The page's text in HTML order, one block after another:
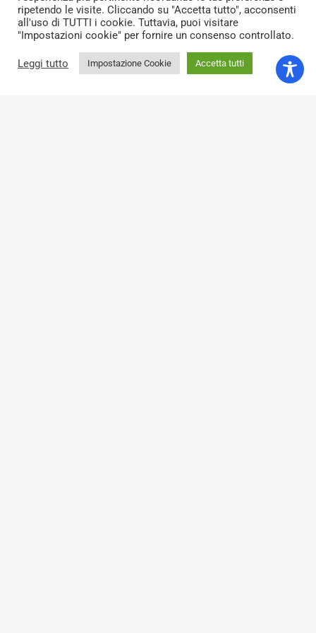
riferimento con i redditi derivanti dal proprio patrimonio.
Via Pietro Toselli, 29, 56125 – Pisa
ripetendo le visite. Cliccando su "Accetta tutto", acconsenti
all'uso di TUTTI i cookie. Tuttavia, puoi visitare
"Impostazioni cookie" per fornire un consenso controllato.
Leggi tutto Impostazione Cookie Accetta tutti